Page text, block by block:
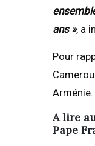
ans », a
Pour
Arménie.
A lire
Pape